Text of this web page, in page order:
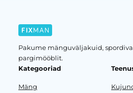
Pakume mänguväljakuid,
pargimööblit.
Kategooriad
Mäng